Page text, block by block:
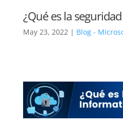
¿Qué es la
May 23, 2022| Blog -